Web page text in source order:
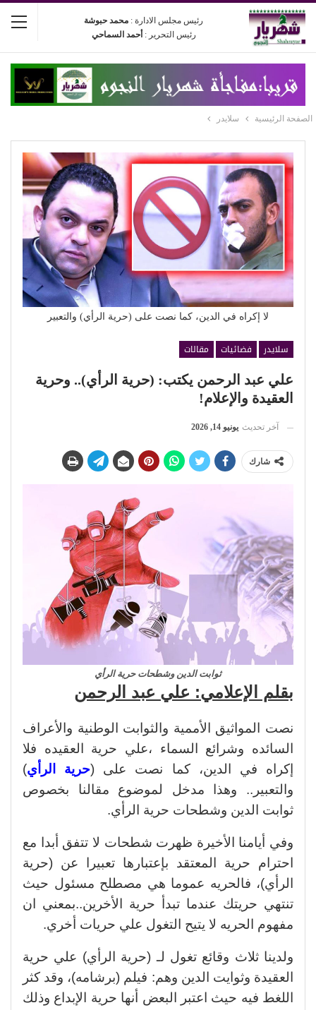
رئيس مجلس الادارة : محمد حبوشة
رئيس التحرير : أحمد السماحي
الصفحة الرئيسية سلايدر
لا إكراه في الدين، كما نصت على (حرية الرأي) والتعبير
سلايدر فضائيات
مقالات
علي عبد الرحمن يكتب: (حرية الرأي).. وحرية
العقيدة والإعلام!
آخر تحديث يونيو 14, 2026
شارك
ثوابت الدين وشطحات حرية الرأي
بقلم الإعلامي: علي عبد الرحمن
نصت المواثيق الأممية والثوابت الوطنية والأعراف
السائده وشرائع السماء ،علي حرية العقيده فلا
إكراه في الدين، كما نصت على (حرية الرأي)
والتعبير.. وهذا مدخل لموضوع مقالنا بخصوص
ثوابت الدين وشطحات حرية الرأي.
وفي أيامنا الأخيرة ظهرت شطحات لا تتفق أبدا مع
احترام حرية المعتقد بإعتبارها تعبيرا عن (حرية
الرأي)، فالحريه عموما هي مصطلح مسئول حيث
تنتهي حريتك عندما تبدأ حرية الأخرين..بمعني ان
مفهوم الحريه لا يتيح التغول علي حريات أخري.
ولدينا ثلاث وقائع تغول لـ (حرية الرأي) علي حرية
العقيدة وثوايت الدين وهم: فيلم (برشامه)، وقد كثر
اللغط فيه حيث اعتبر البعض أنها حرية الإبداع وذلك